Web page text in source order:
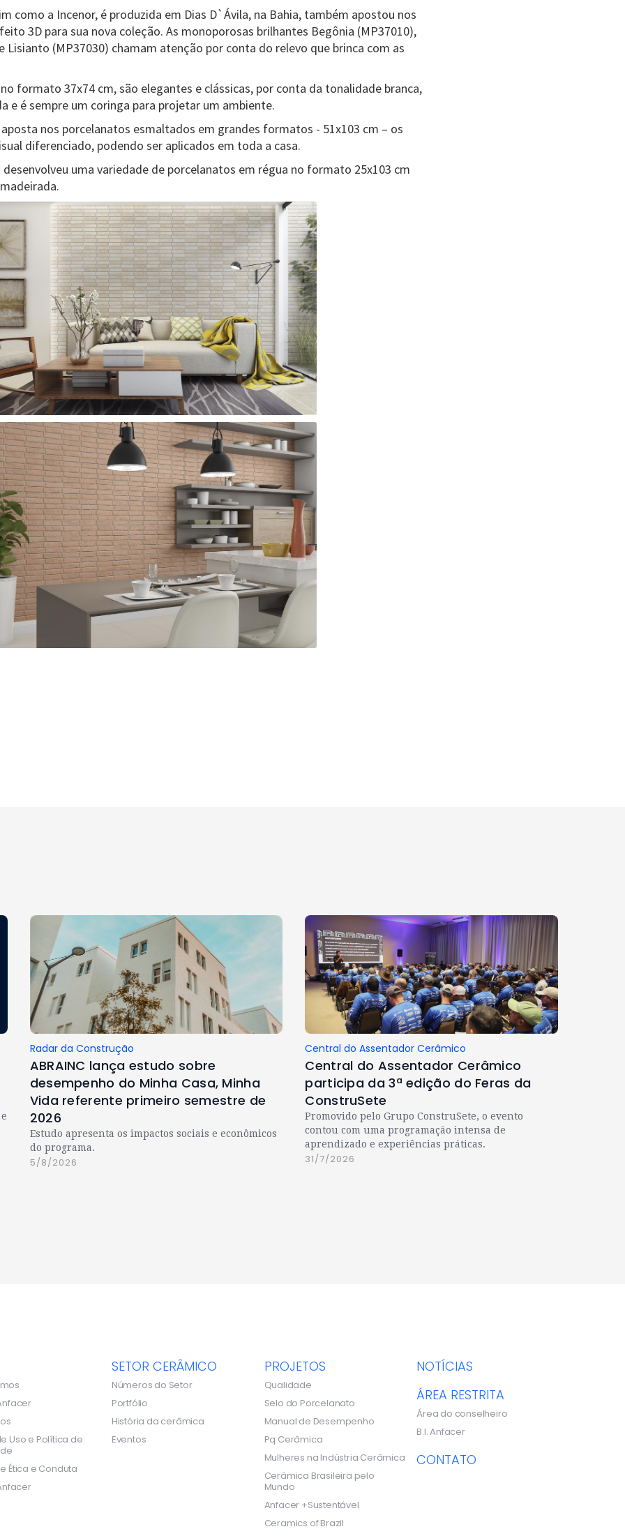
como a Incenor, é produzida em Dias D`Ávila, na Bahia, também apostou nos
3D para sua nova coleção. As monoporosas brilhantes Begônia (MP37010),
Lisianto (MP37030) chamam atenção por conta do relevo que brinca com as
formato 37x74 cm, são elegantes e clássicas, por conta da tonalidade branca,
e é sempre um coringa para projetar um ambiente.
nos porcelanatos esmaltados em grandes formatos - 51x103 cm – os
diferenciado, podendo ser aplicados em toda a casa.
uma variedade de porcelanatos em régua no formato 25x103 cm
Radar da Construção
ABRAINC lança estudo sobre
desempenho do Minha Casa, Minha
Vida referente primeiro semestre de
2026
Estudo apresenta os impactos sociais e econômicos
do programa.
5/8/2026
Central do Assentador Cerâmico
Central do Assentador Cerâmico
participa da 3ª edição do Feras da
ConstruSete
Promovido pelo Grupo ConstruSete, o evento
contou com uma programação intensa de
aprendizado e experiências práticas.
31/7/2026
Uso e Política de
Ética e Conduta
SETOR CERÂMICO
Números do Setor
Portfólio
História da cerâmica
Eventos
PROJETOS
Qualidade
Selo do Porcelanato
Manual de Desempenho
Pq Cerâmica
Mulheres na Indústria Cerâmica
Cerâmica Brasileira pelo
Mundo
Anfacer +Sustentável
Ceramics of Brazil
NOTÍCIAS
ÁREA RESTRITA
Área do conselheiro
B.I. Anfacer
CONTATO